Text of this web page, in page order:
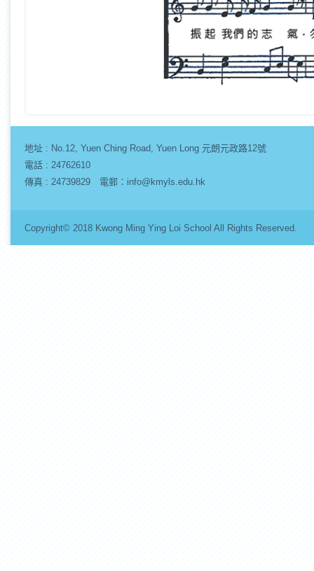
地址 : No.12, Yuen Ching Road, Yuen Long 元朗元政路12號
電話 : 24762610
傳真 : 24739829 電郵：info@kmyls.edu.hk
Copyright© 2018 Kwong Ming Ying Loi School All Rights Reserved.